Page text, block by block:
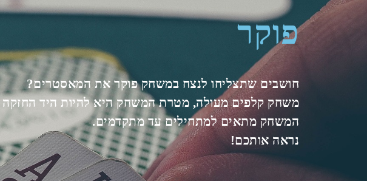
פוקר
חושבים שתצליחו לנצח במשחק פוקר את המאסטרים?
משחק קלפים מעולה, מטרת המשחק היא להיות היד החזקה
המשחק מתאים למתחילים עד מתקדמים.
נראה אותכם!